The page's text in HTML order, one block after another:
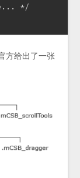
*/
方给出了一张